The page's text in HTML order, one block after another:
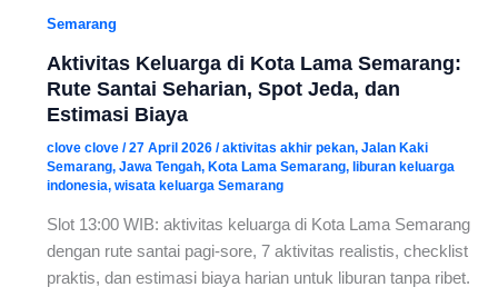
Semarang
Aktivitas Keluarga di Kota Lama Semarang:
Rute Santai Seharian, Spot Jeda, dan
Estimasi Biaya
clove clove /27 April 2026 /aktivitas akhir pekan, Jalan Kaki
Semarang, Jawa Tengah, Kota Lama Semarang, liburan keluarga
indonesia, wisata keluarga Semarang
Slot 13:00 WIB: aktivitas keluarga di Kota Lama Semarang
dengan rute santai pagi-sore, 7 aktivitas realistis, checklist
praktis, dan estimasi biaya harian untuk liburan tanpa ribet.